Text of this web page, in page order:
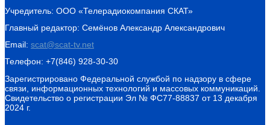
Учредитель: ООО «Телерадиокомпания СКАТ»
Главный редактор: Семёнов Александр Александрович
Email: scat@scat-tv.net
Телефон: +7(846) 928-30-30
Зарегистрировано Федеральной службой по надзору в сфере
связи, информационных технологий и массовых коммуникаций.
Свидетельство о регистрации Эл № ФС77-88837 от 13 декабря
2024 г.